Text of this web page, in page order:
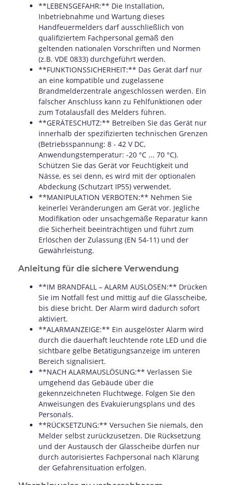
**LEBENSGEFAHR:** Die Installation,
Inbetriebnahme und Wartung dieses
Handfeuermelders darf ausschließlich von
qualifiziertem Fachpersonal gemäß den
geltenden nationalen Vorschriften und Normen
(z.B. VDE 0833) durchgeführt werden.
**FUNKTIONSSICHERHEIT:** Das Gerät darf nur
an eine kompatible und zugelassene
Brandmelderzentrale angeschlossen werden. Ein
falscher Anschluss kann zu Fehlfunktionen oder
zum Totalausfall des Melders führen.
**GERÄTESCHUTZ:** Betreiben Sie das Gerät nur
innerhalb der spezifizierten technischen Grenzen
(Betriebsspannung: 8 - 42 V DC,
Anwendungstemperatur: -20 °C ... 70 °C).
Schützen Sie das Gerät vor Feuchtigkeit und
Nässe, es sei denn, es wird mit der optionalen
Abdeckung (Schutzart IP55) verwendet.
**MANIPULATION VERBOTEN:** Nehmen Sie
keinerlei Veränderungen am Gerät vor. Jegliche
Modifikation oder unsachgemäße Reparatur kann
die Sicherheit beeinträchtigen und führt zum
Erlöschen der Zulassung (EN 54-11) und der
Gewährleistung.
Anleitung für die sichere Verwendung
**IM BRANDFALL – ALARM AUSLÖSEN:** Drücken
Sie im Notfall fest und mittig auf die Glasscheibe,
bis diese bricht. Der Alarm wird dadurch sofort
aktiviert.
**ALARMANZEIGE:** Ein ausgelöster Alarm wird
durch die dauerhaft leuchtende rote LED und die
sichtbare gelbe Betätigungsanzeige im unteren
Bereich signalisiert.
**NACH ALARMAUSLÖSUNG:** Verlassen Sie
umgehend das Gebäude über die
gekennzeichneten Fluchtwege. Folgen Sie den
Anweisungen des Evakuierungsplans und des
Personals.
**RÜCKSETZUNG:** Versuchen Sie niemals, den
Melder selbst zurückzusetzen. Die Rücksetzung
und der Austausch der Glasscheibe dürfen nur
durch autorisiertes Fachpersonal nach Klärung
der Gefahrensituation erfolgen.